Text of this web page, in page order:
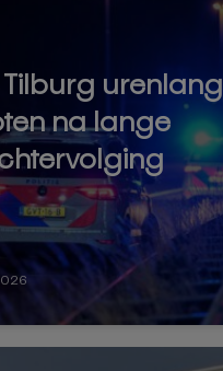
urenlang
na lange